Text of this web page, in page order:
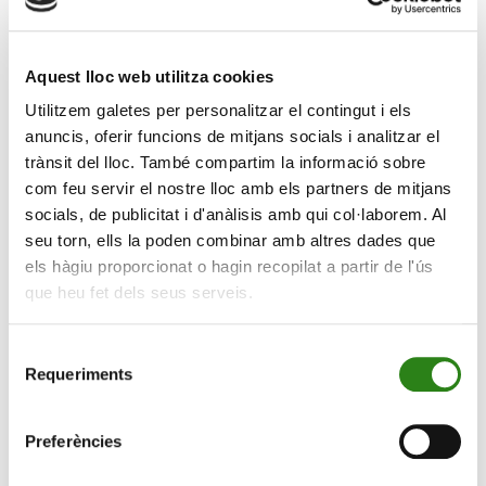
Aquest lloc web utilitza cookies
Utilitzem galetes per personalitzar el contingut i els
anuncis, oferir funcions de mitjans socials i analitzar el
trànsit del lloc. També compartim la informació sobre
com feu servir el nostre lloc amb els partners de mitjans
socials, de publicitat i d'anàlisis amb qui col·laborem. Al
seu torn, ells la poden combinar amb altres dades que
els hàgiu proporcionat o hagin recopilat a partir de l'ús
que heu fet dels seus serveis.
Requeriments
Preferències
obres estrenades en edicions anteriors, Variacions
s’entrarà en l’apassionant capítol de la nova creació. En
aquesta ocasió, s’estrenaran mundialment dues obres:
la llegenda andorrana Engolaestels per a orquestra de
cordes, obra encarregada per la Fundació ONCA al
compositor Toni Gibert, i el Concert negre per a guitarra
solista i cordes, inspirat amb motius andorrans del
compositor Hachè Costa i dedicat, segons el mateix
pel solista de guitarra, Rafael Serrallet, dedicada a la
31a Temporada FUNDACIÓ ONCA 2024
CONCERT DE